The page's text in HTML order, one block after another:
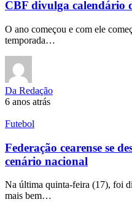
CBF divulga calendário
O ano começou e com ele
temporada…
Da Redação
6 anos atrás
Futebol
Federação cearense se
cenário nacional
Na última quinta-feira (17), foi
mais bem…